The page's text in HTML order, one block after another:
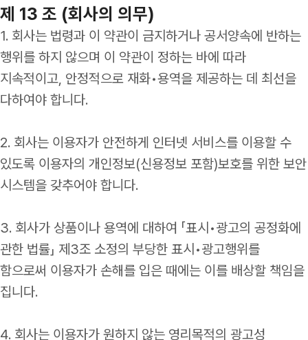
제 13 조 (회사의 의무)
1. 회사는 법령과 이 약관이 금지하거나 공서양속에 반하는
행위를 하지 않으며 이 약관이 정하는 바에 따라
지속적이고, 안정적으로 재화•용역을 제공하는 데 최선을
다하여야 합니다.
2. 회사는 이용자가 안전하게 인터넷 서비스를 이용할 수
있도록 이용자의 개인정보(신용정보 포함)보호를 위한 보안
시스템을 갖추어야 합니다.
3. 회사가 상품이나 용역에 대하여 「표시•광고의 공정화에
관한 법률」 제3조 소정의 부당한 표시•광고행위를
함으로써 이용자가 손해를 입은 때에는 이를 배상할 책임을
집니다.
4. 회사는 이용자가 원하지 않는 영리목적의 광고성